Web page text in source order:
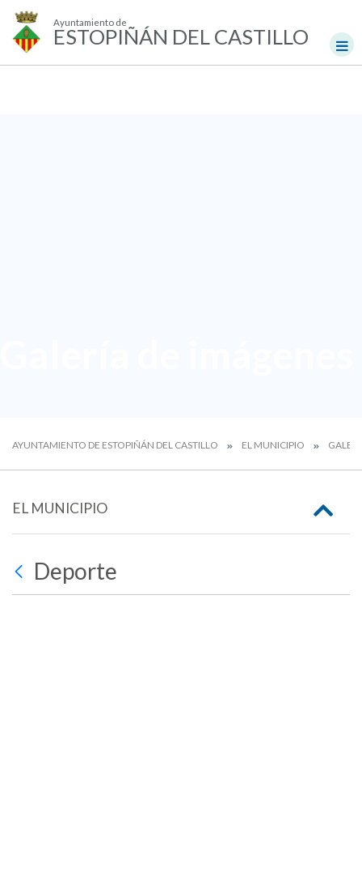
Ayuntamiento de
ESTOPIÑÁN DEL CASTILLO
AYUNTAMIENTO DE ESTOPIÑÁN DEL CASTILLO EL MUNICIPIO
EL MUNICIPIO
Deporte